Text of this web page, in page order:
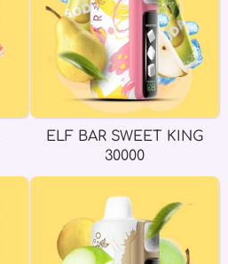
ELF BAR SWEET KING
30000